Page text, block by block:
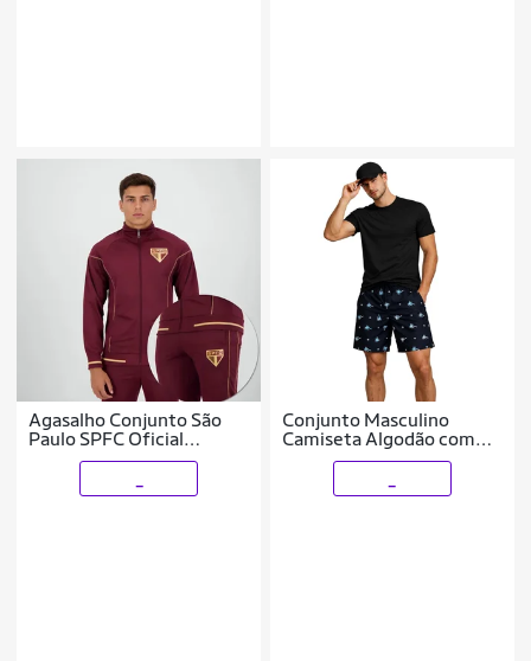
Agasalho Conjunto São
Paulo SPFC Oficial
Masculino Premium
Jaqueta e Calça
Conjunto Masculino
Camiseta Algodão com
Bermuda Estampada e